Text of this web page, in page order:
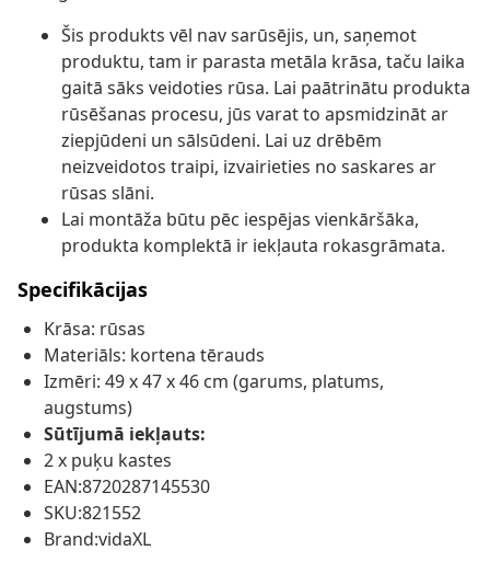
Šis produkts vēl nav sarūsējis, un, saņemot
produktu, tam ir parasta metāla krāsa, taču laika
gaitā sāks veidoties rūsa. Lai paātrinātu produkta
rūsēšanas procesu, jūs varat to apsmidzināt ar
ziepjūdeni un sālsūdeni. Lai uz drēbēm
neizveidotos traipi, izvairieties no saskares ar
rūsas slāni.
Lai montāža būtu pēc iespējas vienkāršāka,
produkta komplektā ir iekļauta rokasgrāmata.
Specifikācijas
Krāsa: rūsas
Materiāls: kortena tērauds
Izmēri: 49 x 47 x 46 cm (garums, platums,
augstums)
Sūtījumā iekļauts:
2 x puķu kastes
EAN:8720287145530
SKU:821552
Brand:vidaXL